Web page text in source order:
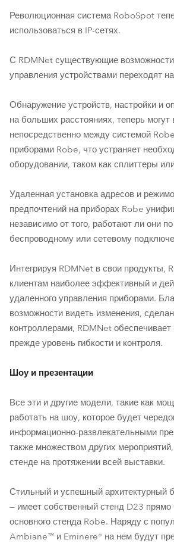
Революционная система RoboSpot
использоваться в IP-сетях.
С RDMNet существующие
управления устройствами переходят
Обнаружение устройств, настройки и
на больших расстояниях, теперь могут
непосредственно между системой
приборами Robe, что устраняет
оборудовании, таком как сплиттеры
Удаленная установка адресов и
предпочтений на приборах Robe
независимо от того, работают ли они
беспроводному или сетевому
Интегрируя RDMNet в свои продукты,
клиентам наиболее эффективный и
удаленного управления приборами.
возможности видеть изменения,
контроллерами, RDMNet
прежде уровень гибкости и контроля.
Шоу и презентации
Все эти и другие модели, такие как
работать на шоу, которое будет
информационно-развлекательными
также множеством других
стенде на протяжении всей выставки.
Стильный и успешный архитектурный
— имеет собственный стенд D23 прямо
основного стенда Robe. Наряду с
Ambiane™ и Eminere® на нем будут